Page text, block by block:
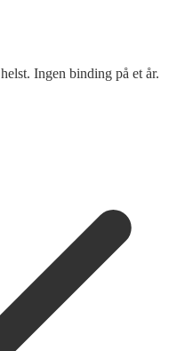
Ingen binding på et år.